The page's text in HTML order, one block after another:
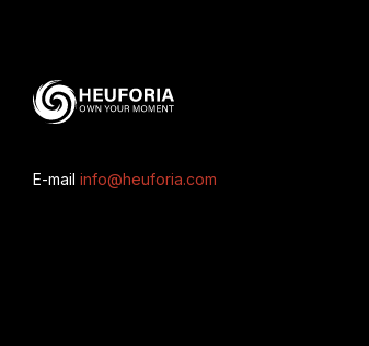
E-mail info@heuforia.com